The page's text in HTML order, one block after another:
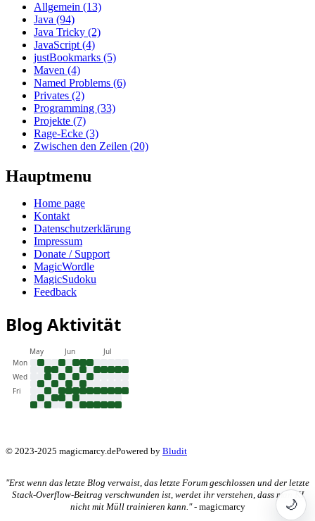
Allgemein (13)
Java (94)
Java Tricky (2)
JavaScript (4)
justBookmarks (5)
Maven (4)
Named Problems (6)
Privates (2)
Programming (33)
Projekte (7)
Rage-Ecke (3)
Zwischen den Zeilen (20)
Hauptmenu
Home page
Kontakt
Datenschutzerklärung
Impressum
Donate / Support
MagicWordle
MagicSudoku
Feedback
Blog Aktivität
May Jun
Jul
Mon
Wed
Fri
© 2023-2025 magicmarcy.dePowered by Bludit
"Erst wenn das letzte Blog verwaist, das letzte Forum geschlossen und der letzte
Stack-Overflow-Beitrag verschwunden ist, werdet ihr verstehen, dass man KI
nicht mit Müll trainieren kann."- magicmarcy 🌙